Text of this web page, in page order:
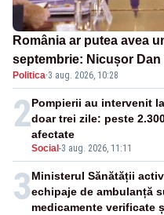
România ar putea avea
septembrie: Nicușor
partidele după 15 august
Politica·3 aug. 2026, 10:28
2
Social -3 aug. 2026, 11:11
Pompierii au intervenit
doar trei zile: peste
afectate
3Ministerul Sănătății
echipaje de ambulanță
medicamente verificate